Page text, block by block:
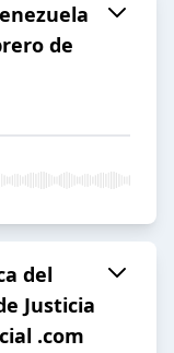
de
del
Justicia
.com